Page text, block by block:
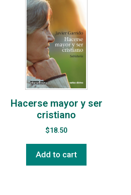
Hacerse mayor y ser
cristiano
$18.50
Add to cart